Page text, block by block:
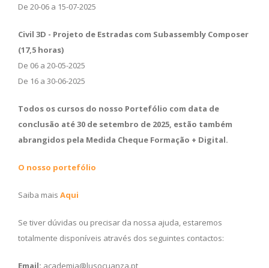
De 20-06 a 15-07-2025
Civil 3D - Projeto de Estradas com Subassembly Composer
(17,5 horas)
De 06 a 20-05-2025
De 16 a 30-06-2025
Todos os cursos do nosso Portefólio com data de
conclusão até 30 de setembro de 2025, estão também
abrangidos pela Medida Cheque Formação + Digital.
O nosso portefólio
Saiba mais Aqui
Se tiver dúvidas ou precisar da nossa ajuda, estaremos
totalmente disponíveis através dos seguintes contactos:
Email: academia@lusocuanza.pt